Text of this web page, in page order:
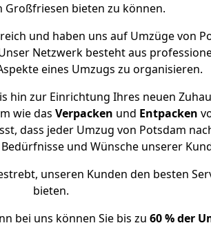
Großfriesen bieten zu können.
und haben uns auf Umzüge von
Netzwerk besteht aus
eines Umzugs zu organisieren.
hin zur Einrichtung Ihres neuen
wie das Verpacken und Entpacken
dass jeder Umzug von Potsdam
und Wünsche unserer
unseren Kunden den besten
bieten.
bei uns können Sie bis zu 60 % der